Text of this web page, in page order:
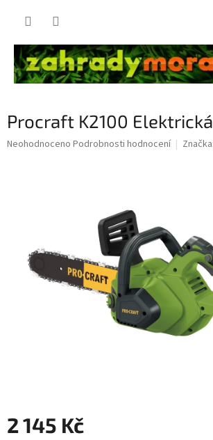
Procraft K2100
Průměrné
Neohodnoceno Podrobnosti hodnocení Značka:
2 145 Kč